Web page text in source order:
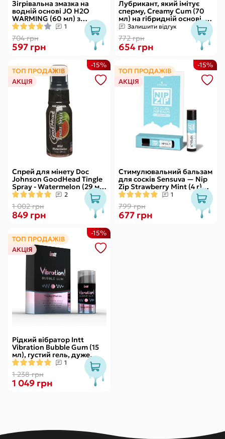
Зігрівальна змазка на
водній основі JO H2O
WARMING (60 мл) з
екстрактом перцевої
м’яти
1
704 грн
597 грн
Лубрикант, який імітує
сперму, Creamy Cum (70
мл) на гібридній основі, з
олією звіробою
Залишити відгук
772 грн
654 грн
ТОП ПРОДАЖІВ
АКЦІЯ
Спрей для мінету Doc
Johnson GoodHead Tingle
Spray - Watermelon (29 мл)
зі стимулювальним
ефектом
2
1 002 грн
-15%
849 грн
ТОП ПРОДАЖІВ
АКЦІЯ
Стимулювальний бальзам
для сосків Sensuva — Nip
Zip Strawberry Mint (4 г)
охолоджувальний
1
799 грн
-15%
677 грн
ТОП ПРОДАЖІВ
АКЦІЯ
Рідкий вібратор Intt
Vibration Bubble Gum (15
мл), густий гель, дуже
смачний, діє до 30 хвилин
1
1 238 грн
-15%
1 049 грн